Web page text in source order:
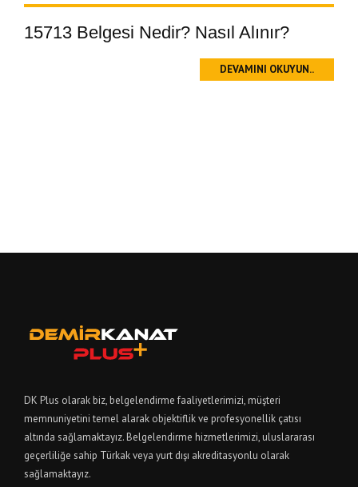
15713 Belgesi Nedir? Nasıl Alınır?
DEVAMINI OKUYUN..
DK Plus olarak biz, belgelendirme faaliyetlerimizi, müşteri
memnuniyetini temel alarak objektiflik ve profesyonellik çatısı
altında sağlamaktayız. Belgelendirme hizmetlerimizi, uluslararası
geçerliliğe sahip Türkak veya yurt dışı akreditasyonlu olarak
sağlamaktayız.